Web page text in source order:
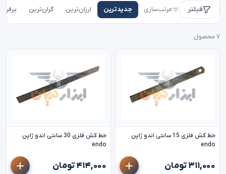
فیلتر مرتب‌سازی جدیدترین ارزان‌ترین گران‌ترین
۷ محصول
خط کش فلزی 15 سانتی اندو ژاپن
endo
۳۱۱,۰۰۰ تومان
خط کش فلزی 30 سانتی اندو ژاپن
endo
۴۱۴,۰۰۰ تومان